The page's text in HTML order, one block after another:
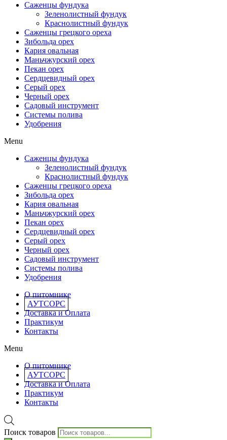
Саженцы фундука
Зеленолистный фундук
Краснолистный фундук
Саженцы грецкого ореха
Зибольда орех
Кария овальная
Маньчжурский орех
Пекан орех
Сердцевидный орех
Серый орех
Черный орех
Садовый инструмент
Системы полива
Удобрения
Menu
Саженцы фундука
Зеленолистный фундук
Краснолистный фундук
Саженцы грецкого ореха
Зибольда орех
Кария овальная
Маньчжурский орех
Пекан орех
Сердцевидный орех
Серый орех
Черный орех
Садовый инструмент
Системы полива
Удобрения
О питомнике
АУТСОРС
Доставка и Оплата
Практикум
Контакты
Menu
О питомнике
АУТСОРС
Доставка и Оплата
Практикум
Контакты
Поиск товаров